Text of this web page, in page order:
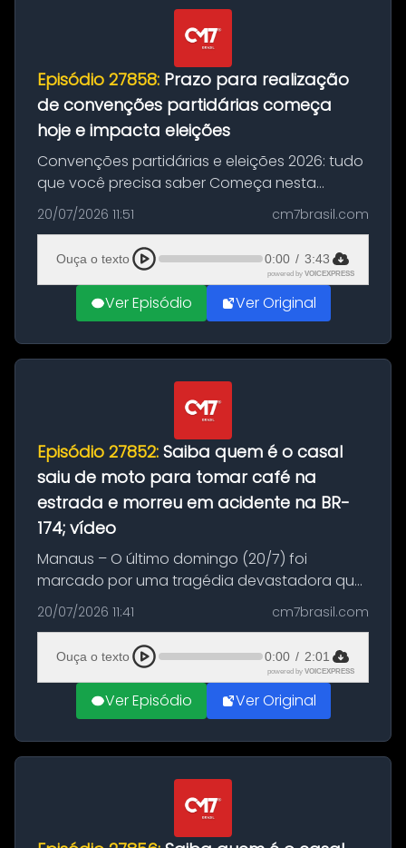
Episódio 27858: Prazo para realização
de convenções partidárias começa
hoje e impacta eleições
Convenções partidárias e eleições 2026: tudo
que você precisa saber Começa nesta
segunda-feira e vai até 5 de agosto o prazo
para que partidos políticos e federações
partidárias realizem suas convençõ...
20/07/2026 11:51 cm7brasil.com
Ouça o texto 0:00 / 3:43
powered by VOICEXPRESS
Ver Episódio Ver Original
Episódio 27852: Saiba quem é o casal
saiu de moto para tomar café na
estrada e morreu em acidente na BR-
174; vídeo
Manaus – O último domingo (20/7) foi
marcado por uma tragédia devastadora que
resultou na morte precoce de dois jovens na
BR-174, na zona rural de Manaus. Um passeio
com destino a um típico café regio...
20/07/2026 11:41 cm7brasil.com
Ouça o texto 0:00 / 2:01
powered by VOICEXPRESS
Ver Episódio Ver Original